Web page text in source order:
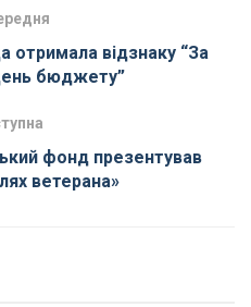
отримала відзнаку “За
бюджету”
фонд презентував
ветерана»